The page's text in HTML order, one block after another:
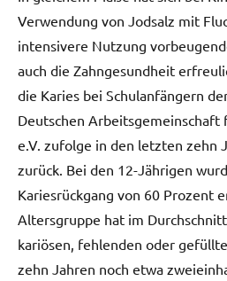
Verwendung von Jodsalz mit
intensivere Nutzung
auch die Zahngesundheit
die Karies bei Schulanfängern
Deutschen
e.V. zufolge in den letzten zehn
zurück. Bei den 12-Jährigen
Kariesrückgang von 60 Prozent
Altersgruppe hat im
kariösen, fehlenden oder
zehn Jahren noch etwa